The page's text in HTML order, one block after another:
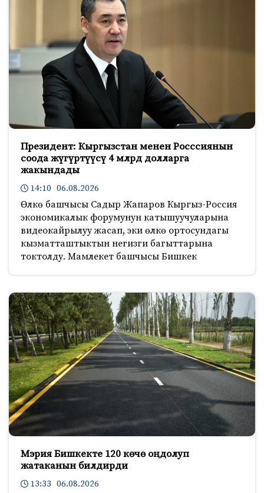
Президент: Кыргызстан менен Росссиянын
соода жүгүртүүсү 4 млрд долларга
жакындады
14:10 06.08.2026
Өлкө башчысы Садыр Жапаров Кыргыз-Россия
экономикалык форумунун катышуучуларына
видеокайрылуу жасап, эки өлкө ортосундагы
кызматташтыктын негизги багыттарына
токтолду. Мамлекет башчысы Бишкек
Мэрия Бишкекте 120 көчө оңдолуп
жатаканын билдирди
13:33 06.08.2026